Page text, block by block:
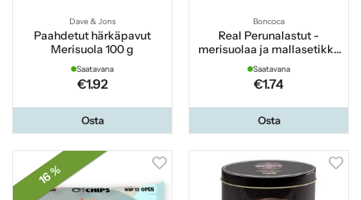
Dave & Jons
Paahdetut härkäpavut
Merisuola 100 g
Saatavana
€1.92
Osta
Boncoca
Real Perunalastut -
merisuolaa ja mallasetikka
35 g
Saatavana
€1.74
Osta
16 %